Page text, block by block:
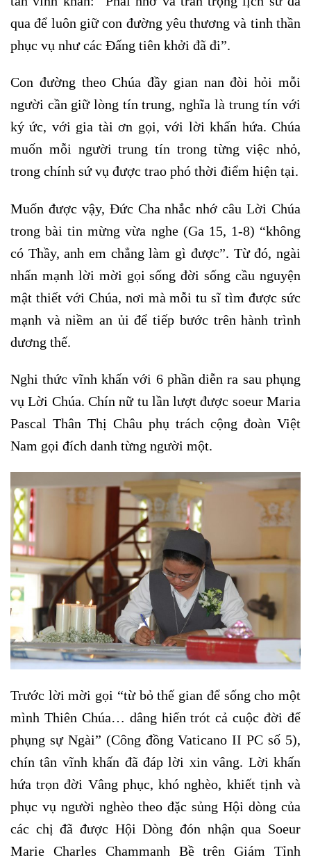
qua để luôn giữ con đường yêu thương và tinh thần
phục vụ như các Đấng tiên khởi đã đi”.
Con đường theo Chúa đầy gian nan đòi hỏi mỗi
người cần giữ lòng tín trung, nghĩa là trung tín với
ký ức, với gia tài ơn gọi, với lời khấn hứa. Chúa
muốn mỗi người trung tín trong từng việc nhỏ,
trong chính sứ vụ được trao phó thời điểm hiện tại.
Muốn được vậy, Đức Cha nhắc nhớ câu Lời Chúa
trong bài tin mừng vừa nghe (Ga 15, 1-8) “không
có Thầy, anh em chẳng làm gì được”. Từ đó, ngài
nhấn mạnh lời mời gọi sống đời sống cầu nguyện
mật thiết với Chúa, nơi mà mỗi tu sĩ tìm được sức
mạnh và niềm an ủi để tiếp bước trên hành trình
dương thế.
Nghi thức vĩnh khấn với 6 phần diễn ra sau phụng
vụ Lời Chúa. Chín nữ tu lần lượt được soeur Maria
Pascal Thân Thị Châu phụ trách cộng đoàn Việt
Nam gọi đích danh từng người một.
Trước lời mời gọi “từ bỏ thế gian để sống cho một
mình Thiên Chúa… dâng hiến trót cả cuộc đời để
phụng sự Ngài” (Công đồng Vaticano II PC số 5),
chín tân vĩnh khấn đã đáp lời xin vâng. Lời khấn
hứa trọn đời Vâng phục, khó nghèo, khiết tịnh và
phục vụ người nghèo theo đặc sủng Hội dòng của
các chị đã được Hội Dòng đón nhận qua Soeur
Marie Charles Chammanh Bề trên Giám Tỉnh